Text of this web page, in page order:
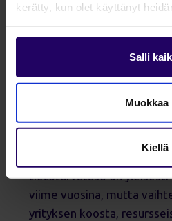
kerätty, kun olet käyttänyt
Salli
Muokkaa
Kiellä
SaaS-yritysten
tietoturvataso on
viime vuosina, mutta
yrityksen koosta,